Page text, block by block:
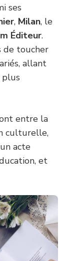
ses
, Milan, le
Éditeur.
de toucher
allant
entre la
culturelle,
acte
et